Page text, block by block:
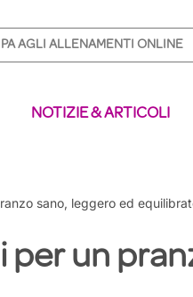
AGLI ALLENAMENTI ONLINE
NOTIZIE & ARTICOLI
sano, leggero ed
per un